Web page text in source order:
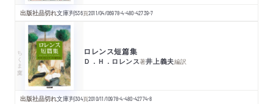
出版社品切れ文庫判536頁2011/04/06978-4-480-42739-7
ちくま文庫 ロレンス短篇集
Ｄ．Ｈ．ロレンス著井上義夫編訳
出版社品切れ文庫判304頁2010/11/10978-4-480-42774-8